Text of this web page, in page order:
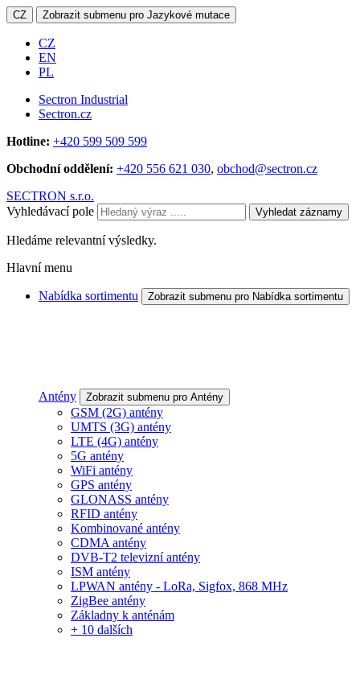
CZ Zobrazit submenu pro Jazykové mutace
CZ
EN
PL
Sectron Industrial
Sectron.cz
Hotline: +420 599 509 599
Obchodní oddělení: +420 556 621 030, obchod@sectron.cz
SECTRON s.r.o.
Vyhledávací pole
Vyhledat záznamy
Hledáme relevantní výsledky.
Hlavní menu
Nabídka sortimentu Zobrazit submenu pro Nabídka sortimentu
Antény Zobrazit submenu pro Antény
GSM (2G) antény
UMTS (3G) antény
LTE (4G) antény
5G antény
WiFi antény
GPS antény
GLONASS antény
RFID antény
Kombinované antény
CDMA antény
DVB-T2 televizní antény
ISM antény
LPWAN antény - LoRa, Sigfox, 868 MHz
ZigBee antény
Základny k anténám
+ 10 dalších